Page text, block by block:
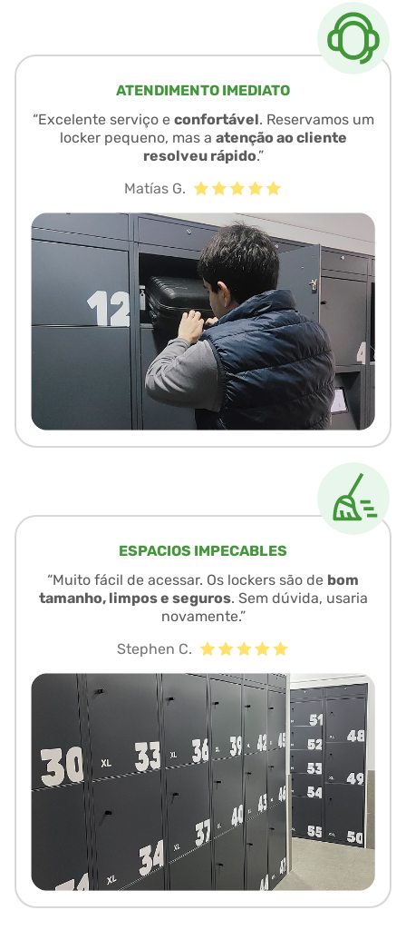
ATENDIMENTO IMEDIATO
“Excelente serviço e confortável. Reservamos um
locker pequeno, mas a atenção ao cliente
resolveu rápido.”
Matías G.
ESPACIOS IMPECABLES
“Muito fácil de acessar. Os lockers são de bom
tamanho, limpos e seguros. Sem dúvida, usaria
novamente.”
Stephen C.